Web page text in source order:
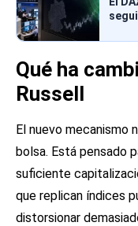
Qué ha
Russell
El nuevo mecanismo
bolsa. Está pensado
suficiente
que replican índices
distorsionar